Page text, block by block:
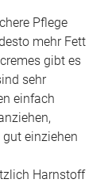
Pflege
mehr Fett
gibt es
sehr
einfach
einziehen
Harnstoff